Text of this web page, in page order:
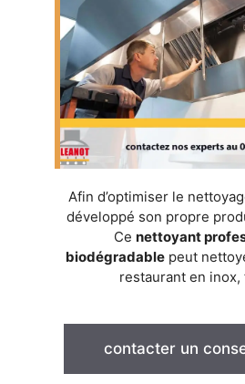
Afin d’optimiser le
développé son propre
Ce nettoyant
biodégradablepeut
restaurant en
contacter un